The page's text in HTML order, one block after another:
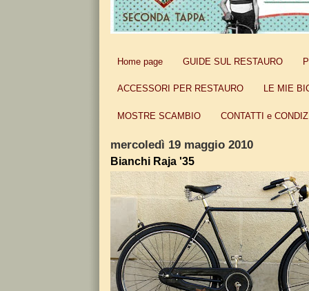
Home page GUIDE SUL RESTAURO
ACCESSORI PER RESTAURO LE MIE
MOSTRE SCAMBIO CONTATTI e
mercoledì 19 maggio 2010
Bianchi Raja '35